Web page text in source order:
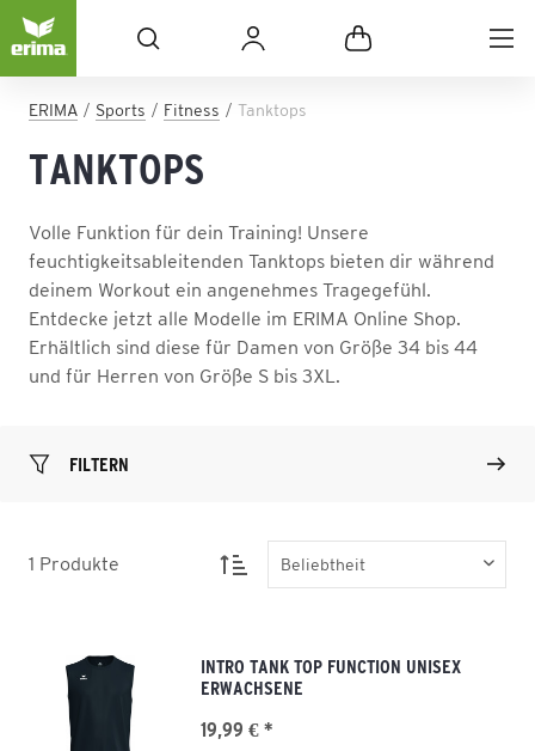
ERIMA Sports Fitness Tanktops
TANKTOPS
Volle Funktion für dein Training! Unsere
feuchtigkeitsableitenden Tanktops bieten dir während
deinem Workout ein angenehmes Tragegefühl.
Entdecke jetzt alle Modelle im ERIMA Online Shop.
Erhältlich sind diese für Damen von Größe 34 bis 44
und für Herren von Größe S bis 3XL.
FILTERN
1 Produkte
INTRO TANK TOP FUNCTION UNISEX
ERWACHSENE
19,99 € *